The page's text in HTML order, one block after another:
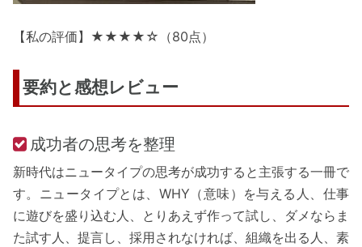
【私の評価】★★★★☆（80点）
要約と感想レビュー
成功者の思考を整理
新時代はニュータイプの思考が成功すると主張する一冊で
す。ニュータイプとは、WHY（意味）を与える人、仕事
に遊びを盛り込む人、とりあえず作って試し、ダメならま
た試す人、提言し、採用されなければ、組織を出る人、素